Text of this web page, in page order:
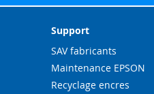
Support
SAV fabricants
Maintenance EPSON
Recyclage encres